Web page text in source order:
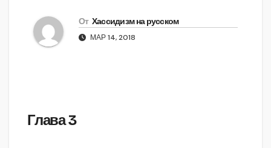
От Хассидизм на русском
МАР 14, 2018
Глава 3